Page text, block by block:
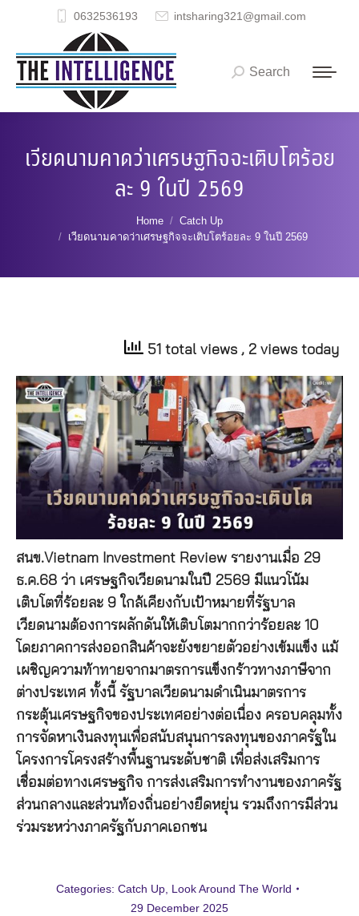
0632536193 intsharing321@gmail.com
Search:
Search
เวียดนามคาดว่าเศรษฐกิจจะเติบโตร้อย
ละ 9 ในปี 2569
Home
Catch Up
เวียดนามคาดว่าเศรษฐกิจจะเติบโตร้อยละ 9 ในปี 2569
51 total views , 2 views today
สนข.Vietnam Investment Review รายงานเมื่อ 29
ธ.ค.68 ว่า เศรษฐกิจเวียดนามในปี 2569 มีแนวโน้ม
เติบโตที่ร้อยละ 9 ใกล้เคียงกับเป้าหมายที่รัฐบาล
เวียดนามต้องการผลักดันให้เติบโตมากกว่าร้อยละ 10
โดยภาคการส่งออกสินค้าจะยังขยายตัวอย่างเข้มแข็ง แม้
เผชิญความท้าทายจากมาตรการแข็งกร้าวทางภาษีจาก
ต่างประเทศ ทั้งนี้ รัฐบาลเวียดนามดำเนินมาตรการ
กระตุ้นเศรษฐกิจของประเทศอย่างต่อเนื่อง ครอบคลุมทั้ง
การจัดหาเงินลงทุนเพื่อสนับสนุนการลงทุนของภาครัฐใน
โครงการโครงสร้างพื้นฐานระดับชาติ เพื่อส่งเสริมการ
เชื่อมต่อทางเศรษฐกิจ การส่งเสริมการทำงานของภาครัฐ
ส่วนกลางและส่วนท้องถิ่นอย่างยืดหยุ่น รวมถึงการมีส่วน
ร่วมระหว่างภาครัฐกับภาคเอกชน
Categories: Catch Up, Look Around The World
29 December 2025